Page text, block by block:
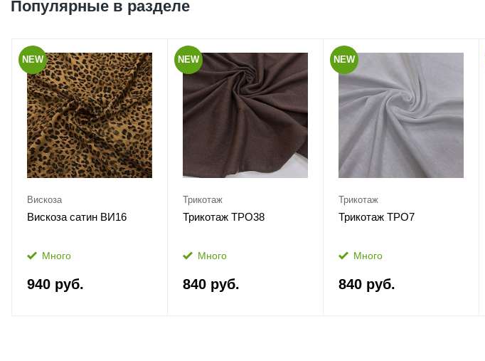
Популярные в разделе
NEW
Вискоза
Вискоза сатин ВИ16
Много
940 руб.
NEW
Трикотаж
Трикотаж ТРО38
Много
840 руб.
NEW
Трикотаж
Трикотаж ТРО7
Много
840 руб.